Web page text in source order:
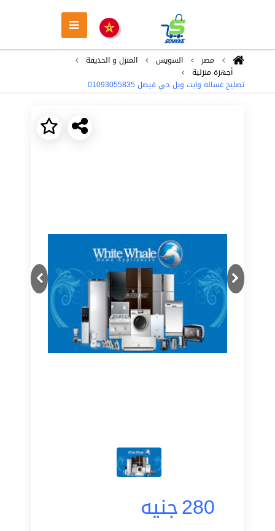
مصر السويس
المنزل و الحديقة
أجهزة منزلية
تصليح غسالة وايت ويل حي فيصل 01093055835
Previous
Next
280جنيه